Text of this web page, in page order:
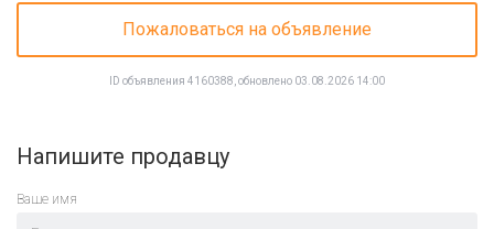
Пожаловаться на объявление
ID объявления 4160388, обновлено 03.08.2026 14:00
Напишите продавцу
Ваше имя